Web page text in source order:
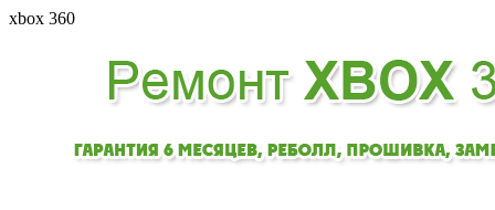
xbox 360